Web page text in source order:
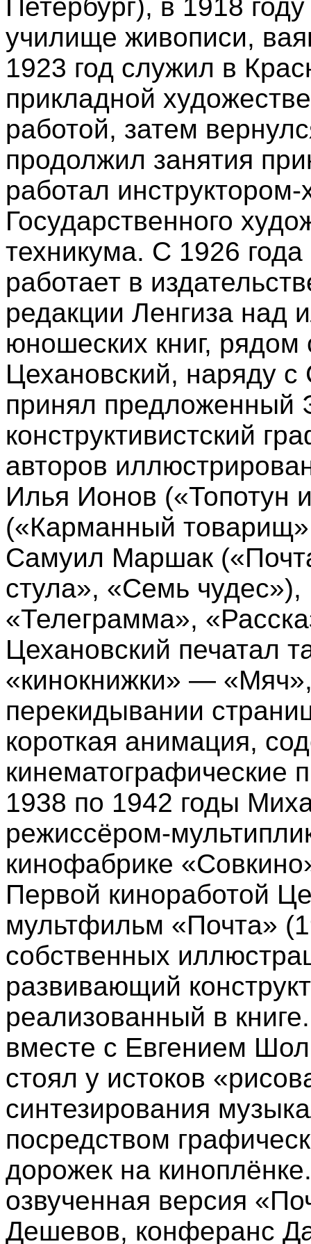
Петербург), в 1918
училище живописи,
1923 год служил в
прикладной
работой, затем
продолжил занятия
работал
Государственного
техникума. С 1926
работает в
редакции Ленгиза над
юношеских книг,
Цехановский, наряду
принял предложенный
конструктивистский
авторов
Илья Ионов («Топотун
(«Карманный
Самуил Маршак
стула», «Семь
«Телеграмма»,
Цехановский печатал
«кинокнижки» —
перекидывании
короткая анимация,
кинематографические
1938 по 1942 годы
режиссёром-
кинофабрике
Первой киноработой
мультфильм «Почта»
собственных
развивающий
реализованный в
вместе с Евгением
стоял у истоков
синтезирования
посредством
дорожек на
озвученная версия
Дешевов, конферанс